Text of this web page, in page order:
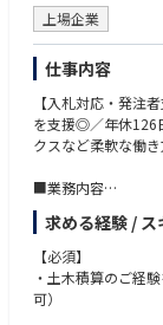
上場企業
仕事内容
【入札対応・発注
を支援◎／年休126
クスなど柔軟な働き
■業務内容
官庁案件に関する
および官積算業務を
(1)対象案件の官積
(2)発注者毎の官積
営業部門への営業支
求める経験 / ス
【必須】
・土木積算のご経
可）